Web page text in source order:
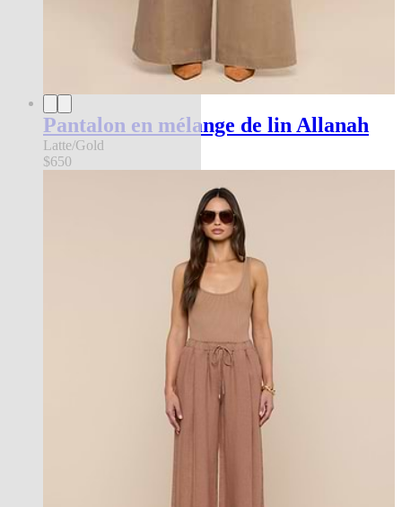
Pantalon en mélange de lin Allanah
Latte/Gold
$650